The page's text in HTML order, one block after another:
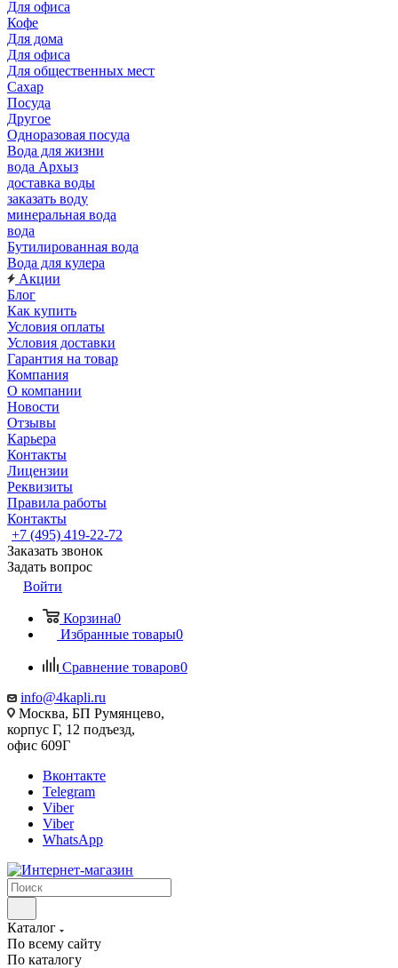
Для офиса
Кофе
Для дома
Для офиса
Для общественных мест
Сахар
Посуда
Другое
Одноразовая посуда
Вода для жизни
вода Архыз
доставка воды
заказать воду
минеральная вода
вода
Бутилированная вода
Вода для кулера
Акции
Блог
Как купить
Условия оплаты
Условия доставки
Гарантия на товар
Компания
О компании
Новости
Отзывы
Карьера
Контакты
Лицензии
Реквизиты
Правила работы
Контакты
+7 (495) 419-22-72
Заказать звонок
Задать вопрос
Войти
Корзина0
Избранные товары0
Сравнение товаров0
info@4kapli.ru
Москва, БП Румянцево,
корпус Г, 12 подъезд,
офис 609Г
Вконтакте
Telegram
Viber
Viber
WhatsApp
Каталог
По всему сайту
По каталогу